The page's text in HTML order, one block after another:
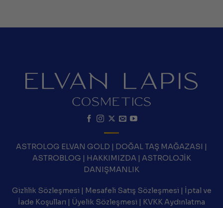
ASTROLOG ELVAN GOLD | DOĞAL TAŞ MAĞAZASI |
ASTROBLOG | HAKKIMIZDA| ASTROLOJİK
DANIŞMANLIK
Gizlilik Sözleşmesi | Mesafeli Satış Sözleşmesi | İptal ve
İade Koşulları | Üyelik Sözleşmesi | KVKK Aydınlatma